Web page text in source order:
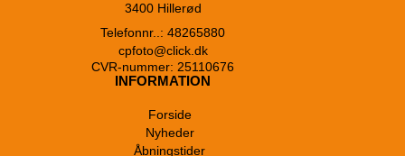
3400 Hillerød
Telefonnr..: 48265880
cpfoto@click.dk
CVR-nummer: 25110676
INFORMATION
Forside
Nyheder
Åbningstider